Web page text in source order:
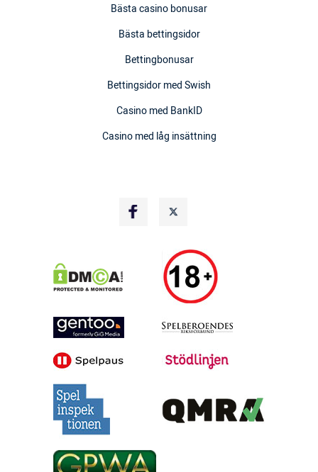
Bästa casino bonusar
Bästa bettingsidor
Bettingbonusar
Bettingsidor med Swish
Casino med BankID
Casino med låg insättning